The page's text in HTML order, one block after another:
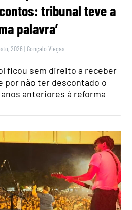
tribunal teve a
palavra’
2026 | Gonçalo Viegas
ficou sem direito a receber
por não ter descontado o
anteriores à reforma